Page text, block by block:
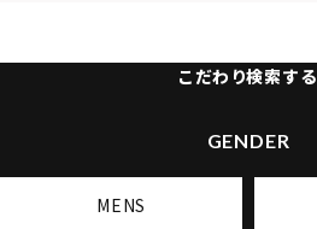
こだわり検索する
GENDER
MENS